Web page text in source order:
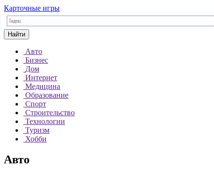
Карточные игры
Найти
Авто
Бизнес
Дом
Интернет
Медицина
Образование
Спорт
Строительство
Технологии
Туризм
Хобби
Авто